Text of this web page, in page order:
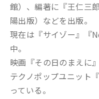
館）、編著に『王仁三
陽出版）などを出版。
現在は『サイゾー』『
中。
映画『その日のまえに
テクノポップユニット
っている。